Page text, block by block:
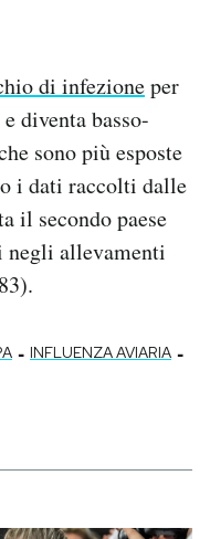
di infezioneper
diventa basso-
sono più esposte
i dati raccolti dalle
il secondo paese
negli allevamenti
- INFLUENZA AVIARIA -